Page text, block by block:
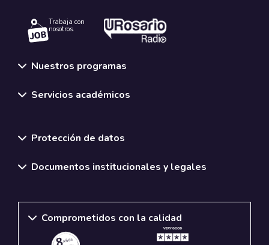
Trabaja con
nosotros.
Nuestros programas
Servicios académicos
Protección de datos
Documentos institucionales y legales
Comprometidos con la calidad